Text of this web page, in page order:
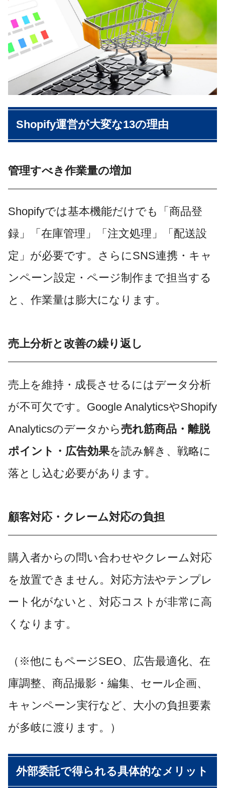
Shopify運営が大変な13の理由
管理すべき作業量の増加
Shopifyでは基本機能だけでも「商品登
録」「在庫管理」「注文処理」「配送設
定」が必要です。さらにSNS連携・キャ
ンペーン設定・ページ制作まで担当する
と、作業量は膨大になります。
売上分析と改善の繰り返し
売上を維持・成長させるにはデータ分析
が不可欠です。Google AnalyticsやShopify
Analyticsのデータから売れ筋商品・離脱
ポイント・広告効果を読み解き、戦略に
落とし込む必要があります。
顧客対応・クレーム対応の負担
購入者からの問い合わせやクレーム対応
を放置できません。対応方法やテンプレ
ート化がないと、対応コストが非常に高
くなります。
（※他にもページSEO、広告最適化、在
庫調整、商品撮影・編集、セール企画、
キャンペーン実行など、大小の負担要素
が多岐に渡ります。）
外部委託で得られる具体的なメリット